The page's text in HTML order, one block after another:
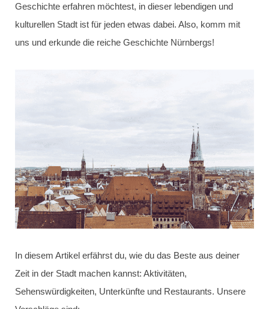
Geschichte erfahren möchtest, in dieser lebendigen und
kulturellen Stadt ist für jeden etwas dabei. Also, komm mit
uns und erkunde die reiche Geschichte Nürnbergs!
In diesem Artikel erfährst du, wie du das Beste aus deiner
Zeit in der Stadt machen kannst: Aktivitäten,
Sehenswürdigkeiten, Unterkünfte und Restaurants. Unsere